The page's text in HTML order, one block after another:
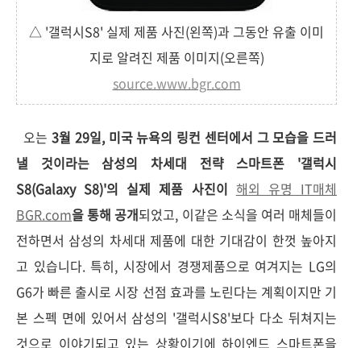
△ '갤럭시S8' 실제 제품 사진(왼쪽)과 그동안 유출 이미
지로 알려진 제품 이미지(오른쪽)
source.www.bgr.com
오는3월 29일, 미국 뉴욕의 링컨 센터에서 그 모습을 드러
낼 것이라는 삼성의 차세대 전략 스마트폰 '갤럭시
S8(Galaxy S8)'의 실제 제품 사진이 해외 유명 IT매체
BGR.com을 통해 공개되었고, 이같은 소식을 여러 매체들이
전하면서 삼성의 차세대 제품에 대한 기대감이 한껏 높아지
고 있습니다. 특히, 시장에서 경쟁제품으로 여겨지는 LG의
G6가 빠른 출시로 시장 선점 효과를 노린다는 계획이지만 기
본 스펙 면에 있어서 삼성의 '갤럭시S8'보다 다소 뒤쳐지는
것으로 이야기되고 있는 상황이기에 하이엔드 스마트폰을